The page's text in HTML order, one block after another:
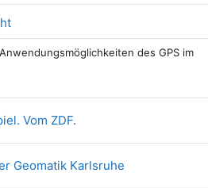
Link/URL
des GPS im
Vom ZDF.Link/URL
Geomatik KarlsruheLink/URL